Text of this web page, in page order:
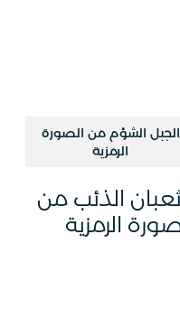
الجبل الشؤم من الصورة
الرمزية